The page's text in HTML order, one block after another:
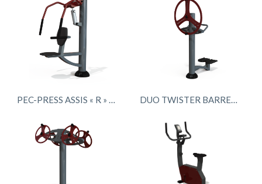
PEC-PRESS ASSIS « R » PMR DUO TWISTER BARREUR